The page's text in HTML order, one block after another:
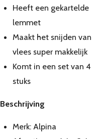
Heeft een gekartelde
lemmet
Maakt het snijden van
vlees super makkelijk
Komt in een set van 4
stuks
Beschrijving
Merk: Alpina